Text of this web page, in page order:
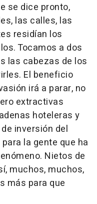
se dice pronto,
las calles, las
residían los
Tocamos a dos
las cabezas de los
El beneficio
irá a parar, no
extractivas
hoteleras y
inversión del
la gente que ha
Nietos de
muchos, muchos,
más para que